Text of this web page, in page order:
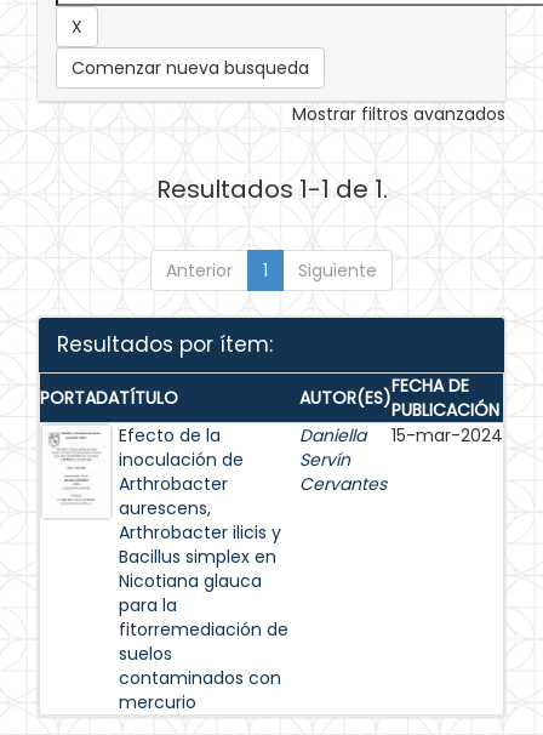
Comenzar nueva busqueda
Mostrar filtros avanzados
Resultados 1-1 de 1.
Anterior 1 Siguiente
Resultados por ítem:
PORTADATÍTULO AUTOR(ES)FECHA DE
PUBLICACIÓN
Efecto de la
inoculación de
Arthrobacter
aurescens,
Arthrobacter ilicis y
Bacillus simplex en
Nicotiana glauca
para la
fitorremediación de
suelos
contaminados con
mercurio
Daniella
Servín
Cervantes
15-mar-2024